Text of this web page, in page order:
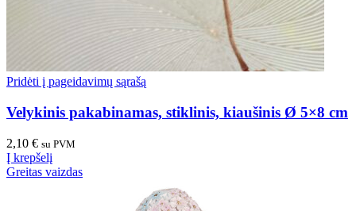
Pridėti į pageidavimų sąrašą
Velykinis pakabinamas, stiklinis, kiaušinis Ø 5×8 cm
2,10 € su PVM
Į krepšelį
Greitas vaizdas